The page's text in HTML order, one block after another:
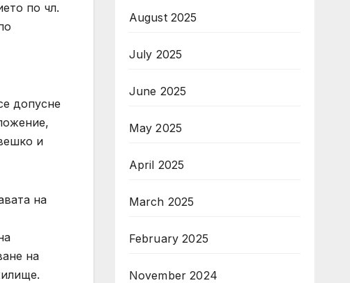
по чл.
допусне
и
на
на
August 2025
July 2025
June 2025
May 2025
April 2025
March 2025
February 2025
November 2024